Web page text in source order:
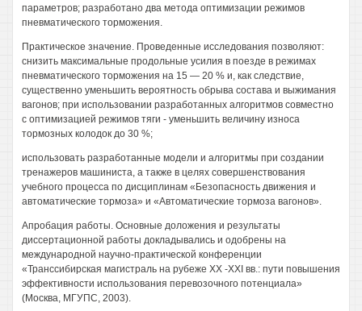
параметров; разработано два метода оптимизации режимов
пневматического торможения.
Практическое значение. Проведенные исследования позволяют:
снизить максимальные продольные усилия в поезде в режимах
пневматического торможения на 15 — 20 % и, как следствие,
существенно уменьшить вероятность обрыва состава и выжимания
вагонов; при использовании разработанных алгоритмов совместно
с оптимизацией режимов тяги - уменьшить величину износа
тормозных колодок до 30 %;
использовать разработанные модели и алгоритмы при создании
тренажеров машиниста, а также в целях совершенствования
учебного процесса по дисциплинам «Безопасность движения и
автоматические тормоза» и «Автоматические тормоза вагонов».
Апробация работы. Основные доложения и результаты
диссертационной работы докладывались и одобрены на
международной научно-практической конференции
«Транссибирская магистраль на рубеже XX -XXI вв.: пути повышения
эффективности использования перевозочного потенциала»
(Москва, МГУПС, 2003).